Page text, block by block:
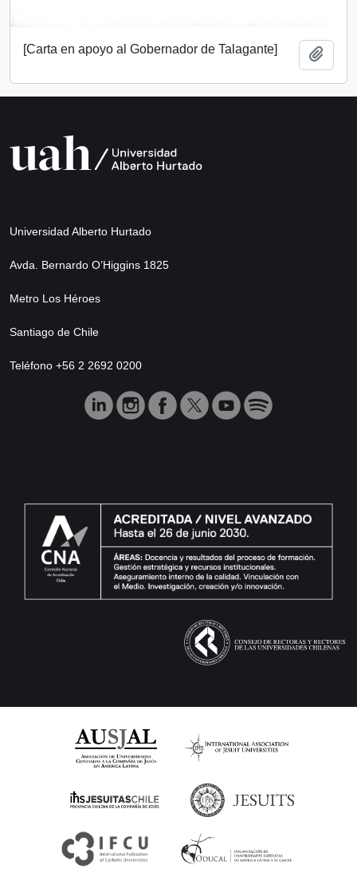
[Carta en apoyo al Gobernador de Talagante]
Universidad Alberto Hurtado
Avda. Bernardo O’Higgins 1825
Metro Los Héroes
Santiago de Chile
Teléfono +56 2 2692 0200